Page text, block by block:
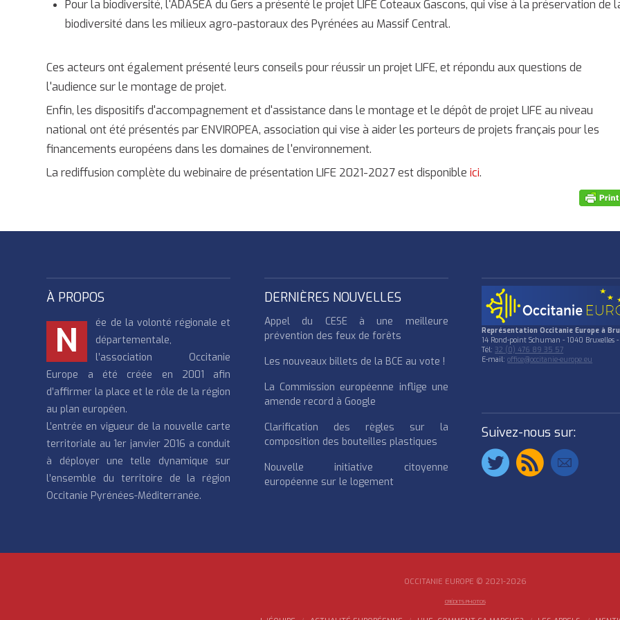
Pour la biodiversité, l'ADASEA du Gers a présenté le projet LIFE Coteaux Gascons, qui vise à la préservation de
biodiversité dans les milieux agro-pastoraux des Pyrénées au Massif Central.
Ces acteurs ont également présenté leurs conseils pour réussir un projet LIFE, et répondu aux questions de
l'audience sur le montage de projet.
Enfin, les dispositifs d'accompagnement et d'assistance dans le montage et le dépôt de projet LIFE au niveau
national ont été présentés par ENVIROPEA, association qui vise à aider les porteurs de projets français pour les
financements européens dans les domaines de l'environnement.
La rediffusion complète du webinaire de présentation LIFE 2021-2027 est disponibleici.
À PROPOS
N
ée de la volonté régionale et
départementale,
l’association Occitanie
Europe a été créée en 2001 afin
d’affirmer la place et le rôle de la région
au plan européen.
L’entrée en vigueur de la nouvelle carte
territoriale au 1er janvier 2016 a conduit
à déployer une telle dynamique sur
l’ensemble du territoire de la région
Occitanie Pyrénées-Méditerranée.
DERNIÈRES NOUVELLES
Appel du CESE à une meilleure
prévention des feux de forêts
Les nouveaux billets de la BCE au vote !
La Commission européenne inflige une
amende record à Google
Clarification des règles sur la
composition des bouteilles plastiques
Nouvelle initiative citoyenne
européenne sur le logement
Représentation Occitanie Europe à
14 Rond-point Schuman - 1040 Bruxelles
Tél:32 (0) 476 89 35 57
E-mail:office@occitanie-europe.eu
Suivez-nous sur:
OCCITANIE EUROPE © 2021-2026
CRÉDITS PHOTOS